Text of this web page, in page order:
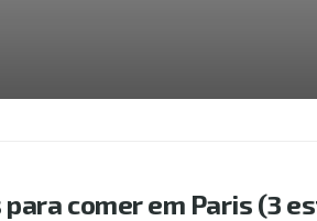
comer em Paris (3